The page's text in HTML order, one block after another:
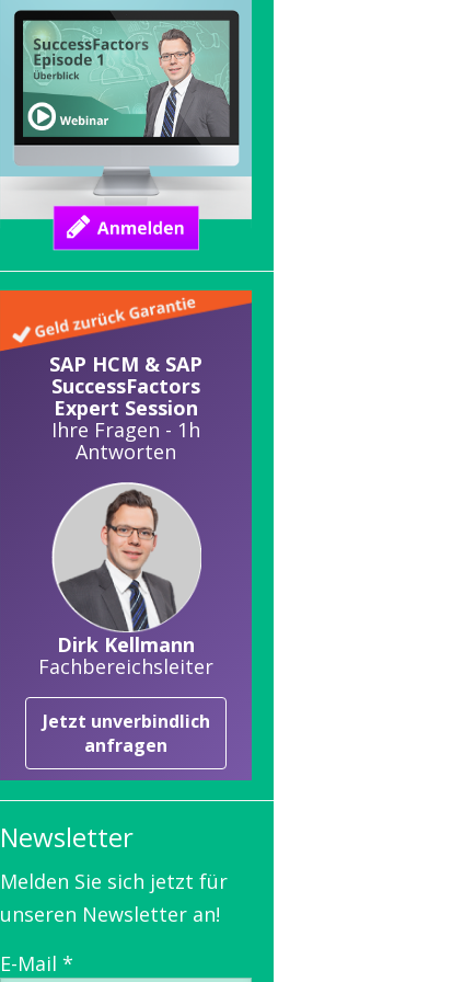
SAP HCM & SAP
SuccessFactors
Expert Session
Ihre Fragen - 1h
Antworten
Dirk Kellmann
Fachbereichsleiter
Jetzt unverbindlich
anfragen
Newsletter
Melden Sie sich jetzt für
unseren Newsletter an!